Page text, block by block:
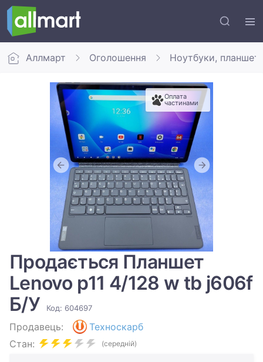
Аллмарт Оголошення Ноутбуки,
Оплата
частинами
Продається Планшет
Lenovo p11 4/128 w tb j606f
Б/У
Код: 604697
Продавець:
Техноскарб
Стан:
(середній)